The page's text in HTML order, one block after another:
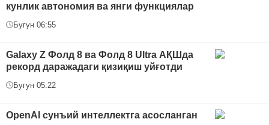
кунлик автономия ва янги функциялар
Бугун 06:55
Galaxy Z Фолд 8 ва Фолд 8 Ultra АҚШда
рекорд даражадаги қизиқиш уйғотди
Бугун 05:22
OpenAI сунъий интеллектга асосланган